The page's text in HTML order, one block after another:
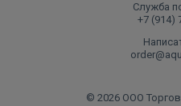
Служба
+7 (914)
© 2026 ООО